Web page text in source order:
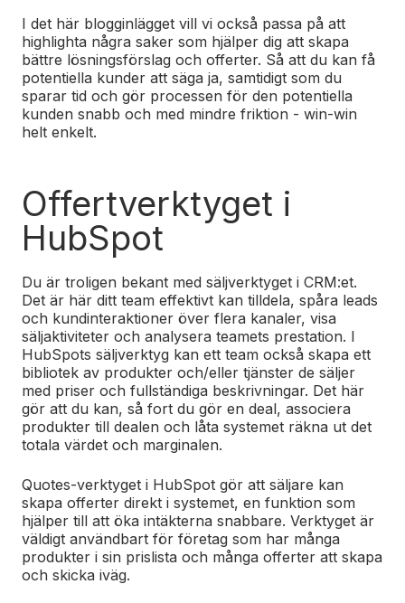
I det här blogginlägget vill vi också passa på att
highlighta några saker som hjälper dig att skapa
bättre lösningsförslag och offerter. Så att du kan få
potentiella kunder att säga ja, samtidigt som du
sparar tid och gör processen för den potentiella
kunden snabb och med mindre friktion - win-win
helt enkelt.
Offertverktyget i
HubSpot
Du är troligen bekant med säljverktyget i CRM:et.
Det är här ditt team effektivt kan tilldela, spåra leads
och kundinteraktioner över flera kanaler, visa
säljaktiviteter och analysera teamets prestation. I
HubSpots säljverktyg kan ett team också skapa ett
bibliotek av produkter och/eller tjänster de säljer
med priser och fullständiga beskrivningar. Det här
gör att du kan, så fort du gör en deal, associera
produkter till dealen och låta systemet räkna ut det
totala värdet och marginalen.
Quotes-verktyget i HubSpot gör att säljare kan
skapa offerter direkt i systemet, en funktion som
hjälper till att öka intäkterna snabbare. Verktyget är
väldigt användbart för företag som har många
produkter i sin prislista och många offerter att skapa
och skicka iväg.